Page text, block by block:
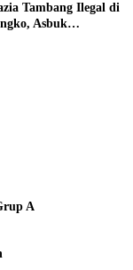
Tambang Ilegal di
Asbuk
A